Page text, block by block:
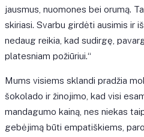
jausmus, nuomones bei orumą.
skiriasi. Svarbu girdėti ausimis ir
nedaug reikia, kad sudirgę,
platesniam požiūriui.“
Mums visiems sklandi pradžia
šokolado ir žinojimo, kad visi
mandagumo kainą, nes niekas
gebėjimą būti empatiškiems,